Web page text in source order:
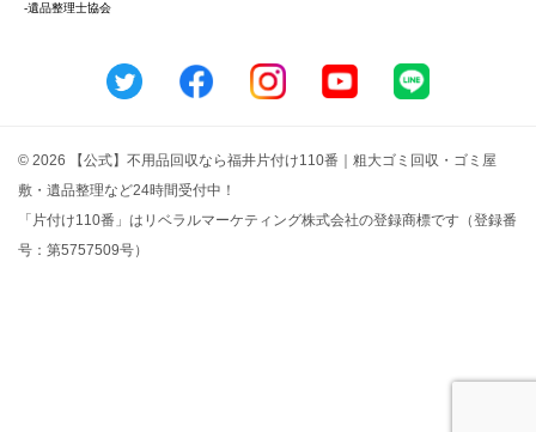
-遺品整理士協会
© 2026 【公式】不用品回収なら福井片付け110番｜粗大ゴミ回収・ゴミ屋
敷・遺品整理など24時間受付中！
「片付け110番」はリベラルマーケティング株式会社の登録商標です（登録番
号：第5757509号）